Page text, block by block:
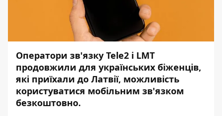
Оператори зв'язку Tele2 і LMT
продовжили для українських біженців,
які приїхали до Латвії, можливість
користуватися мобільним зв'язком
безкоштовно.